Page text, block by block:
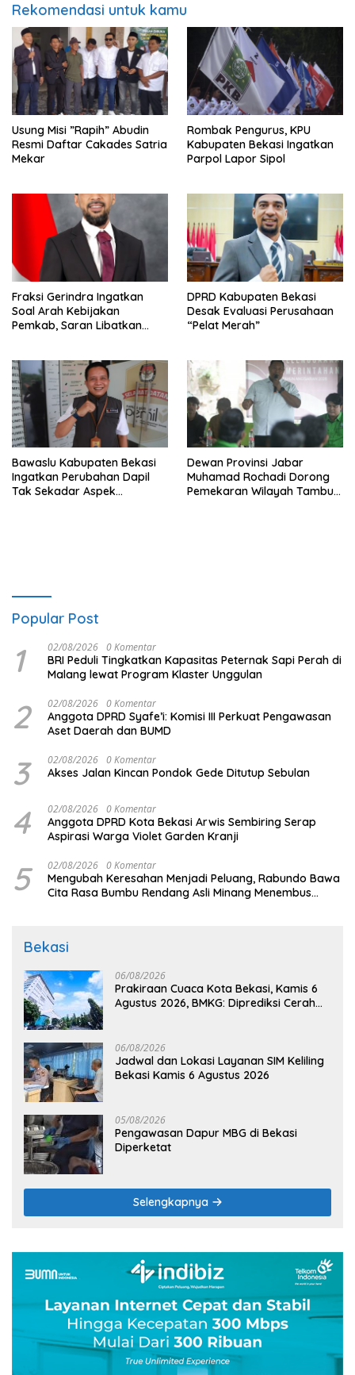
Rekomendasi untuk kamu
Usung Misi ”Rapih” Abudin
Resmi Daftar Cakades Satria
Mekar
Rombak Pengurus, KPU
Kabupaten Bekasi Ingatkan
Parpol Lapor Sipol
Fraksi Gerindra Ingatkan
Soal Arah Kebijakan
Pemkab, Saran Libatkan
DPRD Kabupaten Bekasi
Desak Evaluasi Perusahaan
“Pelat Merah”
Bawaslu Kabupaten Bekasi
Ingatkan Perubahan Dapil
Tak Sekadar Aspek
Dewan Provinsi Jabar
Muhamad Rochadi Dorong
Pemekaran Wilayah Tambun
Popular Post
1 02/08/2026 0 Komentar
BRI Peduli Tingkatkan Kapasitas Peternak Sapi Perah di
Malang lewat Program Klaster Unggulan
2 02/08/2026 0 Komentar
Anggota DPRD Syafe’i: Komisi III Perkuat Pengawasan
Aset Daerah dan BUMD
3 02/08/2026 0 Komentar
Akses Jalan Kincan Pondok Gede Ditutup Sebulan
4 02/08/2026 0 Komentar
Anggota DPRD Kota Bekasi Arwis Sembiring Serap
Aspirasi Warga Violet Garden Kranji
5 02/08/2026 0 Komentar
Mengubah Keresahan Menjadi Peluang, Rabundo Bawa
Cita Rasa Bumbu Rendang Asli Minang Menembus
Bekasi
06/08/2026
Prakiraan Cuaca Kota Bekasi, Kamis 6
Agustus 2026, BMKG: Diprediksi Cerah
06/08/2026
Jadwal dan Lokasi Layanan SIM Keliling
Bekasi Kamis 6 Agustus 2026
05/08/2026
Pengawasan Dapur MBG di Bekasi
Diperketat
Selengkapnya